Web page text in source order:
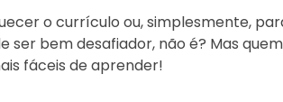
o currículo ou, simplesmente,
ser bem desafiador, não é? Mas
fáceis de aprender!